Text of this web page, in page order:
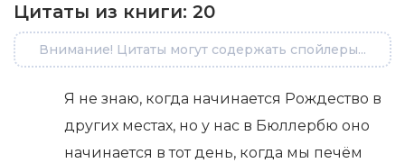
Цитаты из книги: 20
Внимание! Цитаты могут содержать спойлеры...
Я не знаю, когда начинается Рождество в
других местах, но у нас в Бюллербю оно
начинается в тот день, когда мы печём